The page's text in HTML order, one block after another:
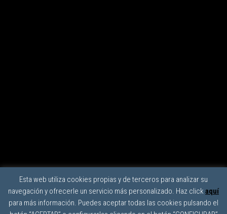
Esta web utiliza cookies propias y de terceros para analizar su
navegación y ofrecerle un servicio más personalizado. Haz click aquí
para más información. Puedes aceptar todas las cookies pulsando el